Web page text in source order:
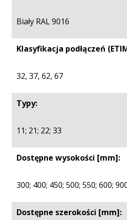
Biały RAL 9016
Klasyfikacja podłączeń
32, 37, 62, 67
Typy:
11; 21; 22; 33
Dostępne wysokości [mm]:
300; 400; 450; 500; 550; 600;
Dostępne szerokości [mm]: